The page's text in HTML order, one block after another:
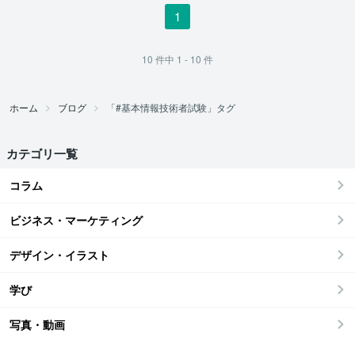
1
10 件中 1 - 10 件
ホーム ブログ 「#基本情報技術者試験」タグ
カテゴリ一覧
コラム
ビジネス・マーケティング
デザイン・イラスト
学び
写真・動画